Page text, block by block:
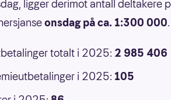
ligger derimot antall deltakere
onsdag på ca. 1:300 000.
totalt i 2025: 2 985 406
i 2025: 105